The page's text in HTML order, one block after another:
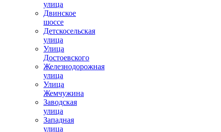
улица
Двинское
шоссе
Детскосельская
улица
Улица
Достоевского
Железнодорожная
улица
Улица
Жемчужина
Заводская
улица
Западная
улица